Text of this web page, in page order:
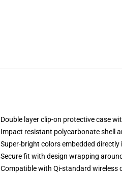
Double layer clip-on protective case
Impact resistant polycarbonate shell
Super-bright colors embedded directly
Secure fit with design wrapping
Compatible with Qi-standard wireless